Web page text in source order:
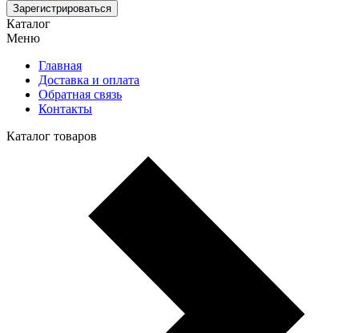
Зарегистрироваться
Каталог
Меню
Главная
Доставка и оплата
Обратная связь
Контакты
Каталог товаров